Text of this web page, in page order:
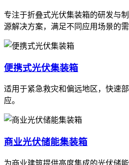
专注于折叠式光伏集装箱的研发与
源解决方案，满足不同应用场景的需
便携式光伏集装箱
适用于紧急救灾和偏远地区，快速
应。
商业光伏储能集装箱
为商业建筑提供高度集成的光伏储